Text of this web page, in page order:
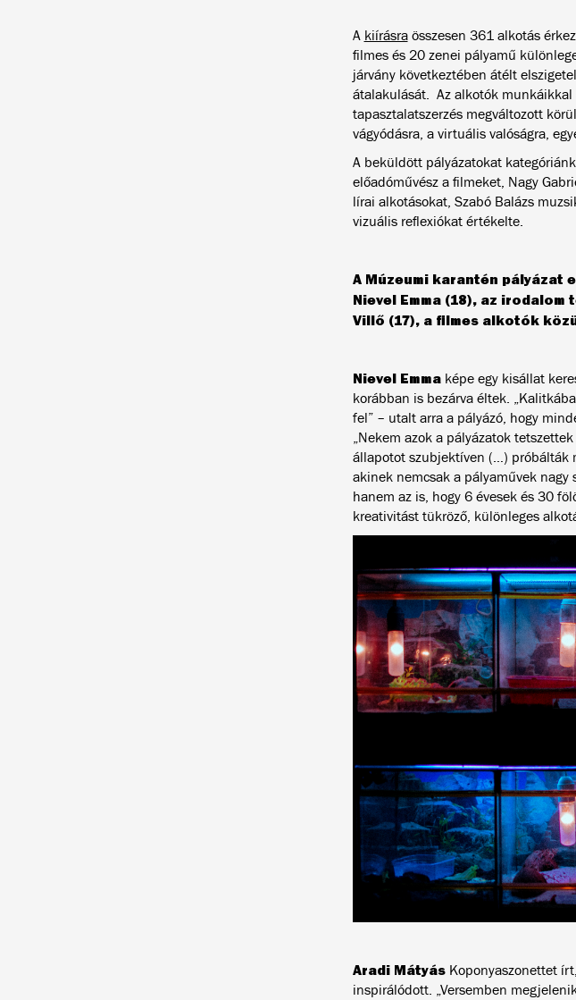
A kiírásraösszesen 361 alkotás
filmes és 20 zenei pályamű
járvány következtében átélt
átalakulását. Az alkotók munkáikkal
tapasztalatszerzés megváltozott
vágyódásra, a virtuális valóságra,
A beküldött pályázatokat
előadóművész a filmeket, Nagy
lírai alkotásokat, Szabó Balázs
vizuális reflexiókat értékelte.
A Múzeumi karantén pályázat
Nievel Emma (18), az
Villő (17), a filmes alkotók
Nievel Emmaképe egy kisállat
korábban is bezárva éltek.
fel” – utalt arra a pályázó, hogy
„Nekem azok a pályázatok
állapotot szubjektíven (…) próbálták
akinek nemcsak a pályaművek nagy
hanem az is, hogy 6 évesek és 30
kreativitást tükröző, különleges
Aradi MátyásKoponyaszonettet
inspirálódott. „Versemben